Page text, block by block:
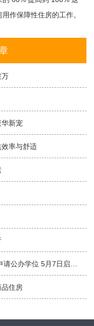
作保障性住房的工作。
万
华新宠
率与舒适
住房